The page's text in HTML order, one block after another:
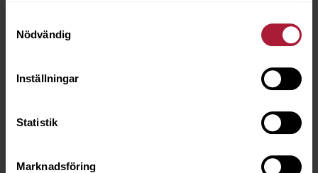
Nödvändig
Inställningar
Statistik
Marknadsföring